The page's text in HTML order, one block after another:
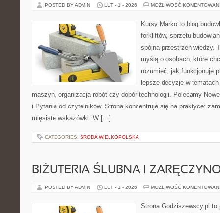
POSTED BY ADMIN LUT - 1 - 2026 MOŻLIWOŚĆ
Kursy Marko to blog
forkliftów, sprzętu
spójną przestrzeń wiedzy.
myślą o osobach, które
rozumieć, jak funkcjonuje
lepsze decyzje w
maszyn, organizacja robót czy dobór technologii. Polecamy
i Pytania od czytelników. Strona koncentruje się na praktyce:
mięsiste wskazówki. W […]
CATEGORIES: ŚRODA WIELKOPOLSKA
BIŻUTERIA ŚLUBNA I
POSTED BY ADMIN LUT - 1 - 2026 MOŻLIWOŚĆ
Strona Godziszewscy.pl